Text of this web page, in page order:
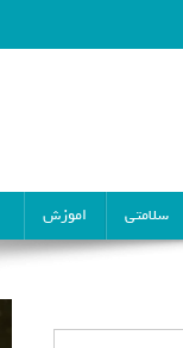
سلامتی اموزش